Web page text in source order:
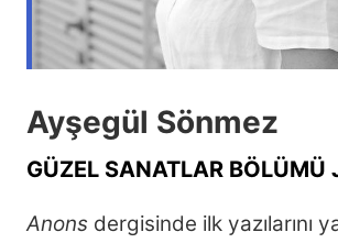
Ayşegül Sönmez
GÜZEL SANATLAR BÖLÜMÜ
Anons dergisinde ilk yazılarını